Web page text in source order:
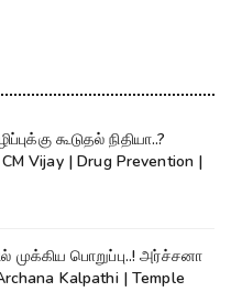
கூடுதல் நிதியா..?
CM Vijay | Drug Prevention |
முக்கிய பொறுப்பு..! அர்ச்சனா
Kalpathi | Temple